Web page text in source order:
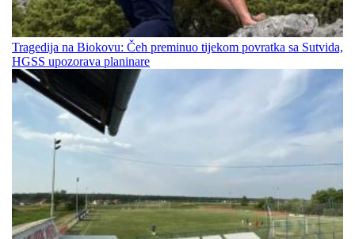
Tragedija na Biokovu: Čeh preminuo tijekom povratka sa Sutvida,
HGSS upozorava planinare